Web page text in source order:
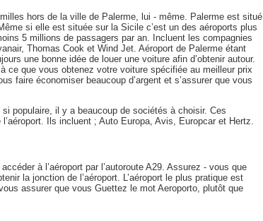
hors de la ville de Palerme, lui - même. Palerme est situé
si elle est située sur la Sicile c’est un des aéroports plus
5 millions de passagers par an. Incluent les compagnies
Thomas Cook et Wind Jet. Aéroport de Palerme étant
une bonne idée de louer une voiture afin d’obtenir autour.
ce que vous obtenez votre voiture spécifiée au meilleur prix
faire économiser beaucoup d’argent et s’assurer que vous
si populaire, il y a beaucoup de sociétés à choisir. Ces
Ils incluent ; Auto Europa, Avis, Europcar et Hertz.
à l’aéroport par l’autoroute A29. Assurez - vous que
la jonction de l’aéroport. L’aéroport le plus pratique est
assurer que vous Guettez le mot Aeroporto, plutôt que